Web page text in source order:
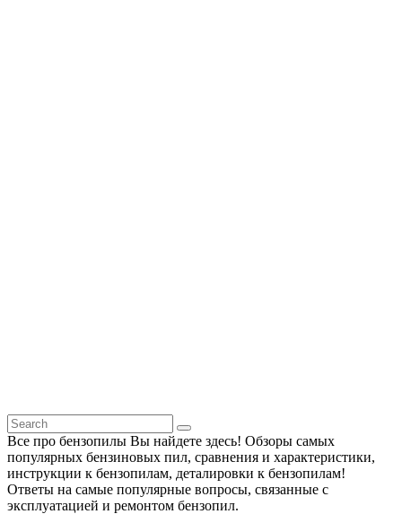
Все про бензопилы Вы найдете здесь! Обзоры самых
популярных бензиновых пил, сравнения и характеристики,
инструкции к бензопилам, деталировки к бензопилам!
Ответы на самые популярные вопросы, связанные с
эксплуатацией и ремонтом бензопил.